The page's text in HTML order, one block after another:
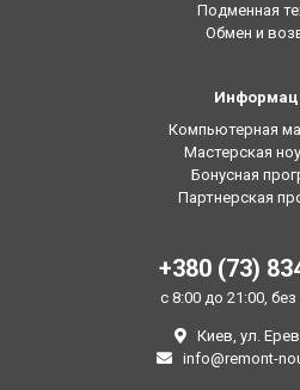
Подменная
Обмен и
Компьютерная
Мастерская
Бонусная
Партнерская
+380 (73)
с 8:00 до 21:00,
Киев, ул.
info@remont-